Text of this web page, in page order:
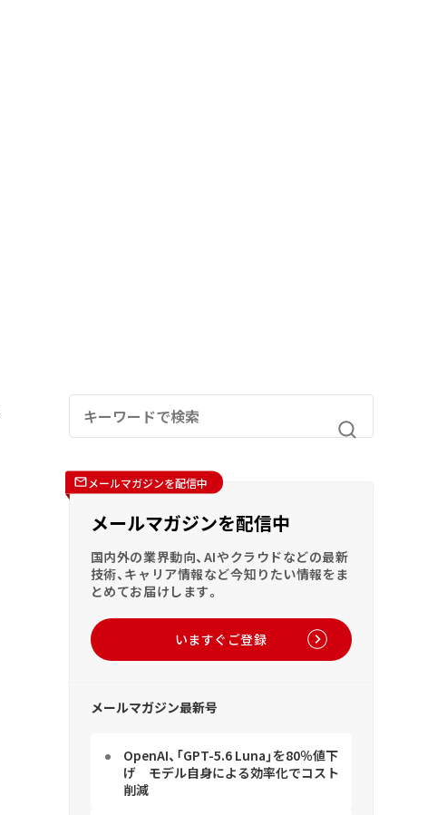
メールマガジンを配信中
メールマガジンを配信中
国内外の業界動向、AIやクラウドなどの最新
技術、キャリア情報など今知りたい情報をま
とめてお届けします。
いますぐご登録
メールマガジン最新号
OpenAI、「GPT-5.6 Luna」を80％値下
げ モデル自身による効率化でコスト
削減